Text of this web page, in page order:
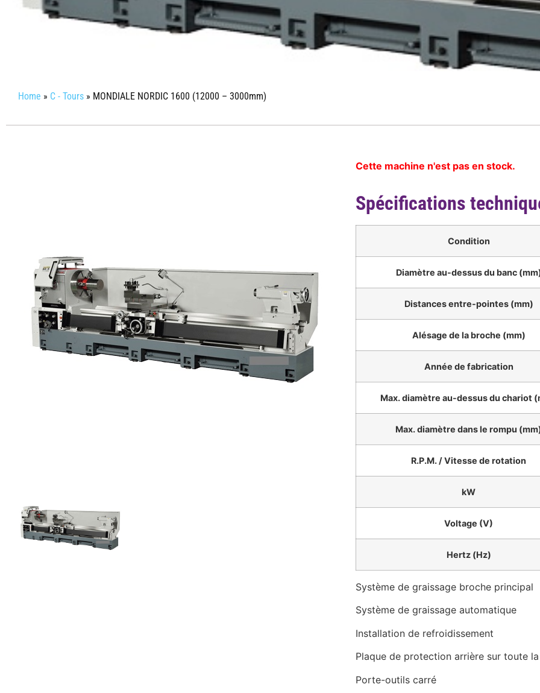
Home » C - Tours » MONDIALE NORDIC 1600 (12000 – 3000mm)
Cette machine n'est pas en stock.
Spécifications
Condition
Diamètre au-dessus du banc
Distances entre-pointes (mm)
Alésage de la broche (mm)
Année de fabrication
Max. diamètre au-dessus du chariot
Max. diamètre dans le rompu
R.P.M. / Vitesse de rotation
kW
Voltage (V)
Hertz (Hz)
Système de graissage broche principal
Système de graissage automatique
Installation de refroidissement
Plaque de protection arrière sur toute
Porte-outils carré